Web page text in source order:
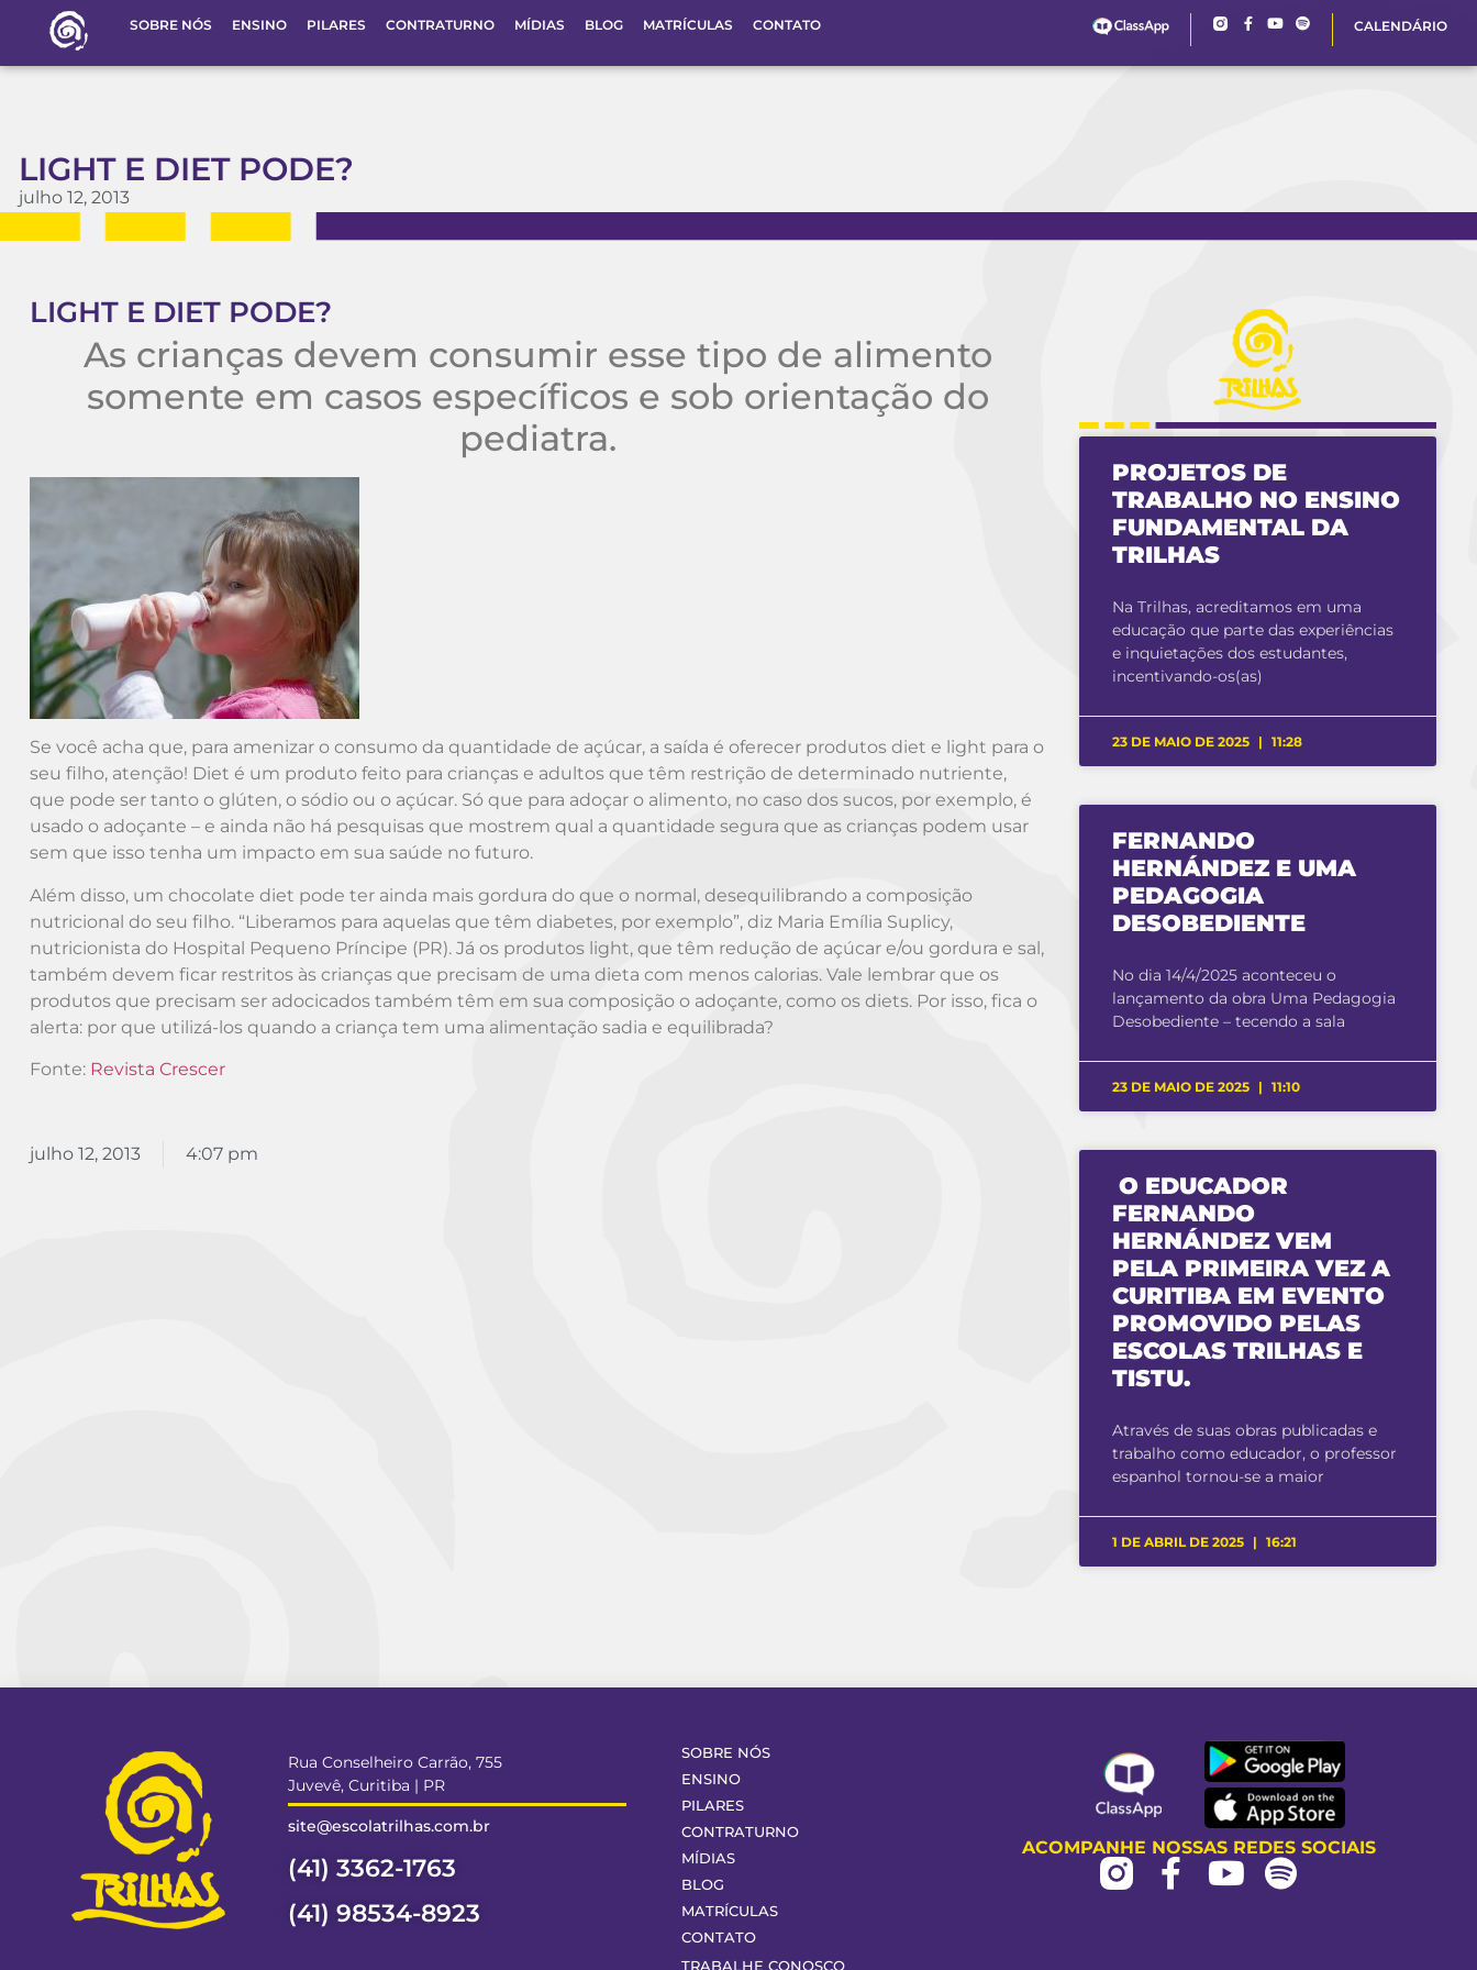
SOBRE NÓS ENSINO PILARES CONTRATURNO MÍDIAS BLOG MATRÍCULAS CONTATO CALENDÁRIO
LIGHT E DIET PODE?
julho 12, 2013
LIGHT E DIET PODE?
As crianças devem consumir esse tipo de alimento
somente em casos específicos e sob orientação do
pediatra.
Se você acha que, para amenizar o consumo da quantidade de açúcar, a saída é oferecer produtos diet e light para o
seu filho, atenção! Diet é um produto feito para crianças e adultos que têm restrição de determinado nutriente,
que pode ser tanto o glúten, o sódio ou o açúcar. Só que para adoçar o alimento, no caso dos sucos, por exemplo, é
usado o adoçante – e ainda não há pesquisas que mostrem qual a quantidade segura que as crianças podem usar
sem que isso tenha um impacto em sua saúde no futuro.
Além disso, um chocolate diet pode ter ainda mais gordura do que o normal, desequilibrando a composição
nutricional do seu filho. “Liberamos para aquelas que têm diabetes, por exemplo”, diz Maria Emília Suplicy,
nutricionista do Hospital Pequeno Príncipe (PR). Já os produtos light, que têm redução de açúcar e/ou gordura e sal,
também devem ficar restritos às crianças que precisam de uma dieta com menos calorias. Vale lembrar que os
produtos que precisam ser adocicados também têm em sua composição o adoçante, como os diets. Por isso, fica o
alerta: por que utilizá-los quando a criança tem uma alimentação sadia e equilibrada?
Fonte: Revista Crescer
julho 12, 2013 4:07 pm
PROJETOS DE
TRABALHO NO ENSINO
FUNDAMENTAL DA
TRILHAS
Na Trilhas, acreditamos em uma
educação que parte das experiências
e inquietações dos estudantes,
incentivando-os(as)
23 DE MAIO DE 2025 11:28
FERNANDO
HERNÁNDEZ E UMA
PEDAGOGIA
DESOBEDIENTE
No dia 14/4/2025 aconteceu o
lançamento da obra Uma Pedagogia
Desobediente – tecendo a sala
23 DE MAIO DE 2025 11:10
O EDUCADOR
FERNANDO
HERNÁNDEZ VEM
PELA PRIMEIRA VEZ A
CURITIBA EM EVENTO
PROMOVIDO PELAS
ESCOLAS TRILHAS E
TISTU.
Através de suas obras publicadas e
trabalho como educador, o professor
espanhol tornou-se a maior
1 DE ABRIL DE 2025 16:21
Rua Conselheiro Carrão, 755
Juvevê, Curitiba | PR
site@escolatrilhas.com.br
(41) 3362-1763
(41) 98534-8923
SOBRE NÓS
ENSINO
PILARES
CONTRATURNO
MÍDIAS
BLOG
MATRÍCULAS
CONTATO
TRABALHE CONOSCO
ACOMPANHE NOSSAS REDES SOCIAIS